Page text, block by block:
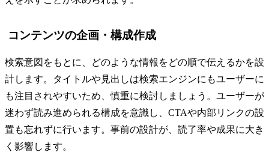
コンテンツの企画・構成作成
検索意図をもとに、どのような情報をどの順で伝えるかを設
計します。タイトルや見出しは検索エンジンにもユーザーに
も注目されやすいため、慎重に検討しましょう。ユーザーが
迷わず読み進められる構成を意識し、CTAや内部リンクの設
置も忘れずに行います。事前の設計が、読了率や成果に大き
く影響します。